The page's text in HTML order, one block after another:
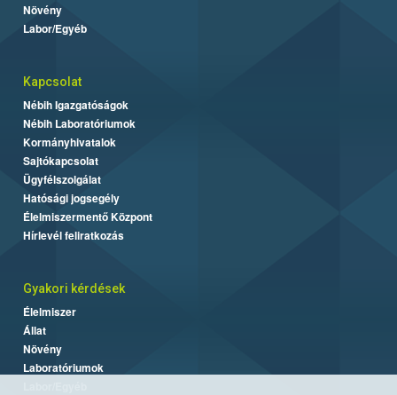
Növény
Labor/Egyéb
Kapcsolat
Nébih Igazgatóságok
Nébih Laboratóriumok
Kormányhivatalok
Sajtókapcsolat
Ügyfélszolgálat
Hatósági jogsegély
Élelmiszermentő Központ
Hírlevél feliratkozás
Gyakori kérdések
Élelmiszer
Állat
Növény
Laboratóriumok